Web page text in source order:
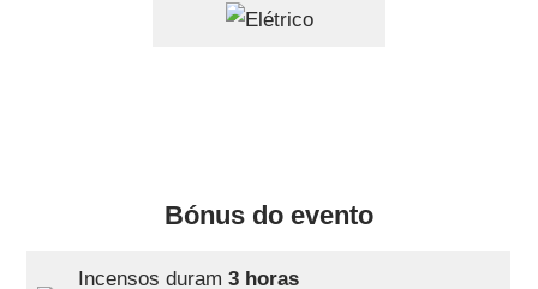
Bónus do evento
Incensos duram3 horas